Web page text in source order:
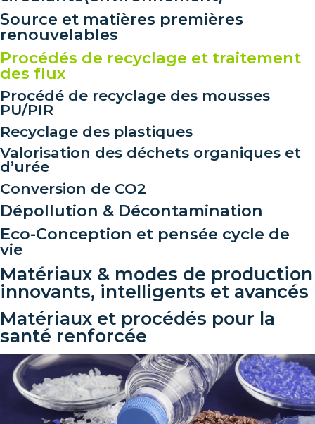
Source et matières premières
renouvelables
Procédés de recyclage et traitement
des flux
Procédé de recyclage des mousses
PU/PIR
Recyclage des plastiques
Valorisation des déchets organiques et
d’urée
Conversion de CO2
Dépollution & Décontamination
Eco-Conception et pensée cycle de
vie
Matériaux & modes de production
innovants, intelligents et avancés
Matériaux et procédés pour la
santé renforcée